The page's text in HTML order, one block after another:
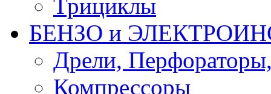
Трициклы
БЕНЗО и
Дрели,
Компрессоры